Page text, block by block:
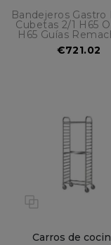
Bandejeros Gastro
Cubetas 2/1 H65 O
H65 Guías
€721.02
Carros de